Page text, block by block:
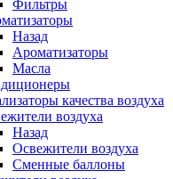
Фильтры
Назад
Ароматизаторы
Масла
качества воздуха
воздуха
Назад
Освежители воздуха
Сменные баллоны